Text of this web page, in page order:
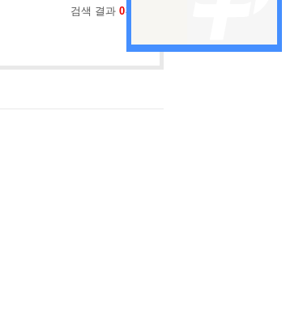
검색 결과 0건